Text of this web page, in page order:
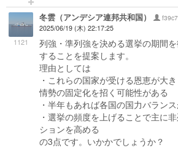
1121
冬雲（アンデシア連邦共和国）
2025/06/19 (木) 22:17:25
列強・準列強を決める選挙の期間
することを提案します。
理由としては
・これらの国家が受ける恩恵が大
情勢の固定化を招く可能性がある
・半年もあれば各国の国力バラン
・選挙の頻度を上げることで主に
ションを高める
の3点です。いかかでしょうか？